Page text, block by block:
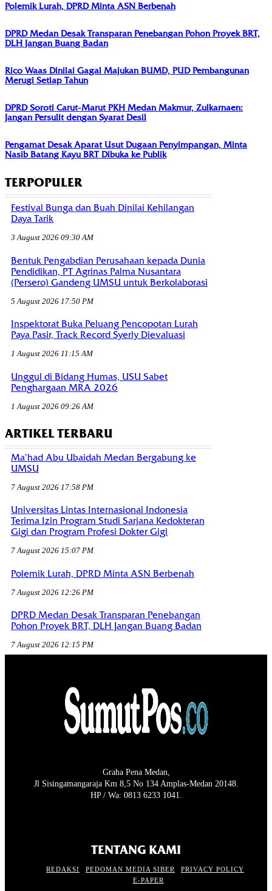
Polemik Lurah, DPRD Minta ASN Berbenah
DPRD Medan Desak Transparan Penebangan Pohon Proyek BRT,
DLH Jangan Buang Badan
Rico Waas Dinilai Gagal Majukan BUMD, PUD Pembangunan
Merugi Setiap Tahun
DPRD Soroti Carut-Marut PKH Medan Makmur, Zulkarnaen:
Jangan Persulit dengan Syarat Desil
Pengamat Desak Aparat Usut Dugaan Penyimpangan, Minta
Nasib Batang Kayu BRT Dibuka ke Publik
TERPOPULER
Festival Bunga dan Buah Dinilai Kehilangan
Daya Tarik
3 August 2026 09:30 AM
Bentuk Pengabdian Perusahaan kepada Dunia
Pendidikan, PT Agrinas Palma Nusantara
(Persero) Gandeng UMSU untuk Berkolaborasi
5 August 2026 17:50 PM
Inspektorat Buka Peluang Pencopotan Lurah
Paya Pasir, Track Record Syerly Dievaluasi
1 August 2026 11:15 AM
Unggul di Bidang Humas, USU Sabet
Penghargaan MRA 2026
1 August 2026 09:26 AM
ARTIKEL TERBARU
Ma’had Abu Ubaidah Medan Bergabung ke
UMSU
7 August 2026 17:58 PM
Universitas Lintas Internasional Indonesia
Terima Izin Program Studi Sarjana Kedokteran
Gigi dan Program Profesi Dokter Gigi
7 August 2026 15:07 PM
Polemik Lurah, DPRD Minta ASN Berbenah
7 August 2026 12:26 PM
DPRD Medan Desak Transparan Penebangan
Pohon Proyek BRT, DLH Jangan Buang Badan
7 August 2026 12:15 PM
Graha Pena Medan,
Jl Sisingamangaraja Km 8,5 No 134 Amplas-Medan 20148.
HP / Wa: 0813 6233 1041.
TENTANG KAMI
REDAKSI PEDOMAN MEDIA SIBER
PRIVACY POLICY
E-PAPER